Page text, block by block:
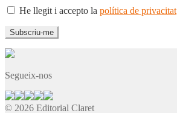
He llegit i accepto la política de privacitat
Segueix-nos
© 2026 Editorial Claret